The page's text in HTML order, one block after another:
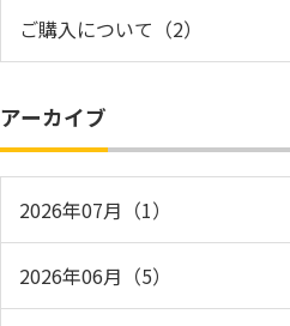
ご購入について（2）
アーカイブ
2026年07月（1）
2026年06月（5）